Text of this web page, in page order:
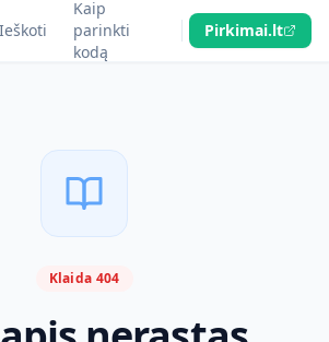
Ieškoti
Kaip
parinkti
kodą
Pirkimai.lt
Klaida 404